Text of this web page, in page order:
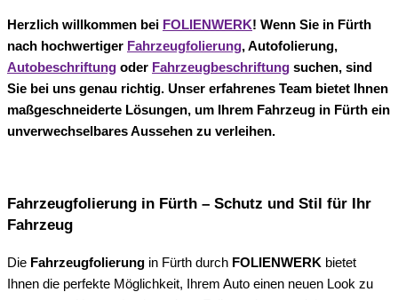
Herzlich willkommen bei FOLIENWERK! Wenn Sie in Fürth
nach hochwertiger Fahrzeugfolierung, Autofolierung,
Autobeschriftung oder Fahrzeugbeschriftung suchen, sind
Sie bei uns genau richtig. Unser erfahrenes Team bietet Ihnen
maßgeschneiderte Lösungen, um Ihrem Fahrzeug in Fürth ein
unverwechselbares Aussehen zu verleihen.
Fahrzeugfolierung in Fürth – Schutz und Stil für Ihr
Fahrzeug
Die Fahrzeugfolierung in Fürth durch FOLIENWERK bietet
Ihnen die perfekte Möglichkeit, Ihrem Auto einen neuen Look zu